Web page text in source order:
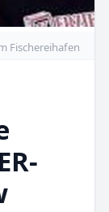
Fischereihafen